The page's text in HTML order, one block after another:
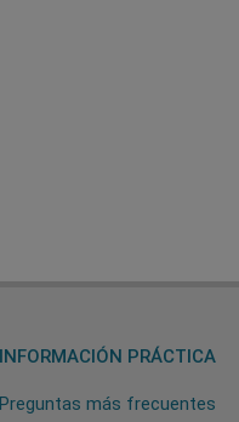
INFORMACIÓN PRÁCTICA
Preguntas más frecuentes